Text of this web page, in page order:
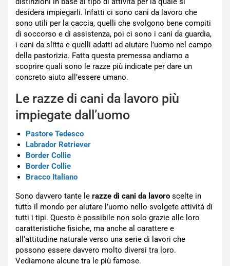
desidera impiegarli. Infatti ci sono cani da lavoro che
sono utili per la caccia, quelli che svolgono bene compiti
di soccorso e di assistenza, poi ci sono i cani da guardia,
i cani da slitta e quelli adatti ad aiutare l’uomo nel campo
della pastorizia. Fatta questa premessa andiamo a
scoprire quali sono le razze più indicate per dare un
concreto aiuto all’essere umano.
Le razze di cani da lavoro più
impiegate dall’uomo
Pastore Tedesco
Labrador Retriever
Border Collie
Border Collie
Bracco Italiano
Sono davvero tante le razze di cani da lavoro scelte in
tutto il mondo per aiutare l’uomo nello svolgete attività di
tutti i tipi. Questo è possibile non solo grazie alle loro
caratteristiche fisiche, ma anche al carattere e
all’attitudine naturale verso una serie di lavori che
possono essere davvero molto diversi tra loro.
Vediamone alcune tra le più famose.